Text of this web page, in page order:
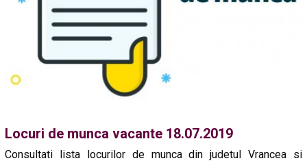
Locuri de munca vacante 18.07.2019
Consultati lista locurilor de munca din judetul Vrancea si